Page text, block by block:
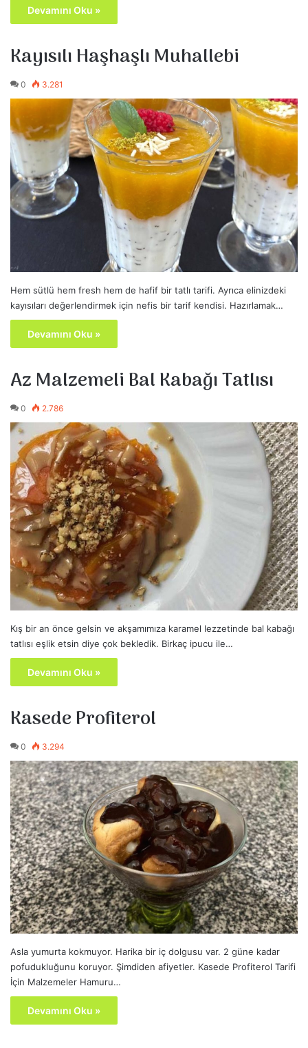
Devamını Oku »
Kayısılı Haşhaşlı Muhallebi
0 3.281
Hem sütlü hem fresh hem de hafif bir tatlı tarifi. Ayrıca elinizdeki
kayısıları değerlendirmek için nefis bir tarif kendisi. Hazırlamak…
Devamını Oku »
Az Malzemeli Bal Kabağı Tatlısı
0 2.786
Kış bir an önce gelsin ve akşamımıza karamel lezzetinde bal kabağı
tatlısı eşlik etsin diye çok bekledik. Birkaç ipucu ile…
Devamını Oku »
Kasede Profiterol
0 3.294
Asla yumurta kokmuyor. Harika bir iç dolgusu var. 2 güne kadar
pofudukluğunu koruyor. Şimdiden afiyetler. Kasede Profiterol Tarifi
İçin Malzemeler Hamuru…
Devamını Oku »